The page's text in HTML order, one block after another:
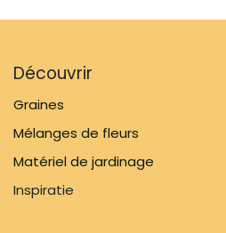
Découvrir
Graines
Mélanges de fleurs
Matériel de jardinage
Inspiratie